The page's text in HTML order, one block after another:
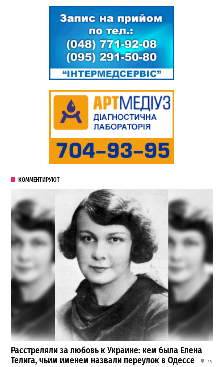
КОММЕНТИРУЮТ
Расстреляли за любовь к Украине: кем была Елена
Телига, чьим именем назвали переулок в Одессе
13